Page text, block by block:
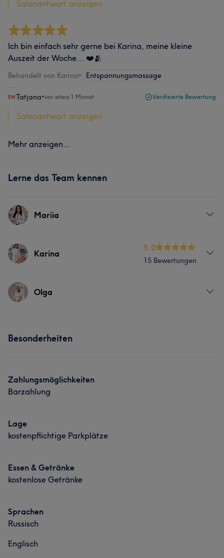
Salonantwort anzeigen
Ich bin einfach sehr gerne bei Karina, meine kleine
Auszeit der Woche… ❤️🫂
Behandelt von Karina• Entspannungsmassage
Tatjana•vor etwa 1 Monat Verifizierte Bewertung
Salonantwort anzeigen
Mehr anzeigen...
Lerne das Team kennen
Mariia
Services
Karina
5.0
15 Bewertungen
ServicesOlga
Portfolio
Besonderheiten
Zahlungsmöglichkeiten
Barzahlung
Lage
kostenpflichtige Parkplätze
Essen & Getränke
kostenlose Getränke
Sprachen
Russisch
Englisch